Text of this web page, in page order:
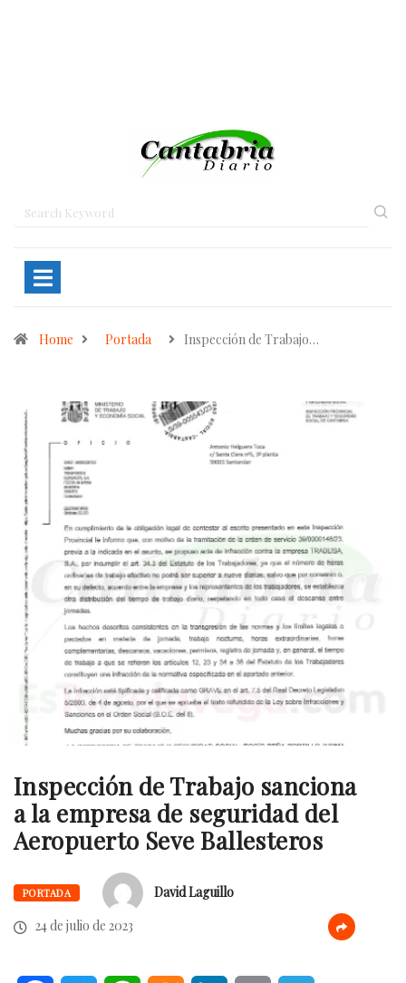
Home Portada Inspección de Trabajo…
Inspección de Trabajo sanciona
a la empresa de seguridad del
Aeropuerto Seve Ballesteros
PORTADA
David Laguillo
24 de julio de 2023